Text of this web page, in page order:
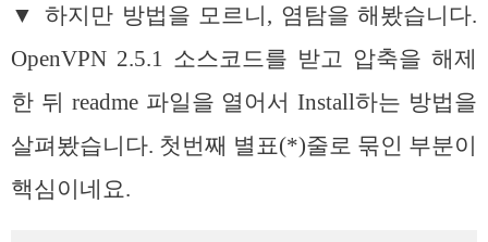
▼ 하지만 방법을 모르니, 염탐을 해봤습니다.
OpenVPN 2.5.1 소스코드를 받고 압축을 해제
한 뒤 readme 파일을 열어서 Install하는 방법을
살펴봤습니다. 첫번째 별표(*)줄로 묶인 부분이
핵심이네요.